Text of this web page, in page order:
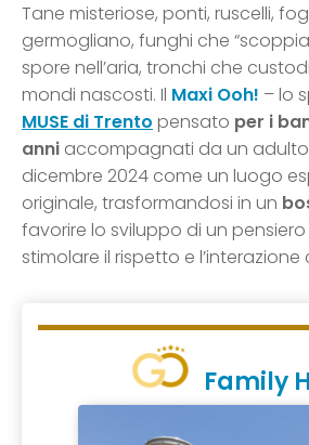
Tane misteriose, ponti, ruscelli,
germogliano, funghi che
spore nell’aria, tronchi che
mondi nascosti. Il Maxi Ooh! – lo
MUSE di Trento pensato per i
anni accompagnati da un adulto
dicembre 2024 come un luogo
originale, trasformandosi in un
favorire lo sviluppo di un
stimolare il rispetto e
Family